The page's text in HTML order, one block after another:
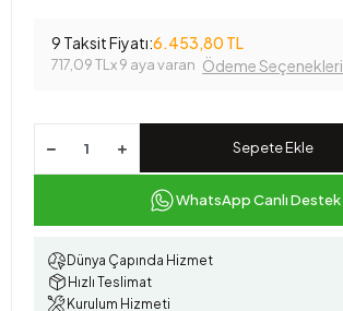
9 Taksit Fiyatı:6.453,80 TL
717,09 TL x 9 aya varan Ödeme Seçenekleri
Sepete Ekle
WhatsApp Canlı Destek
Dünya Çapında Hizmet
Hızlı Teslimat
Kurulum Hizmeti